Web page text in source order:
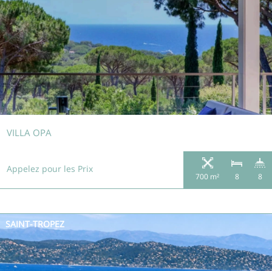
VILLA OPA
Appelez pour les Prix
700 m² 8 8
SAINT-TROPEZ